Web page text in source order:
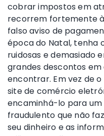
cobrar impostos em
recorrem fortemente
falso aviso de
época do Natal, tenha
ruidosas e demasiado
grandes descontos
encontrar. Em vez de
site de comércio
encaminhá-lo para
fraudulento que não
seu dinheiro e as